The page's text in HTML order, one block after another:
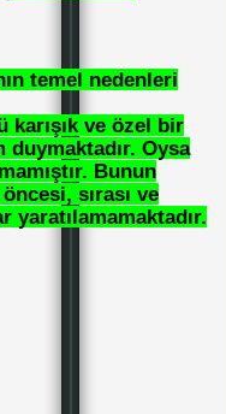
temel nedenleri
ve özel bir
Oysa
Bunun
sırası ve